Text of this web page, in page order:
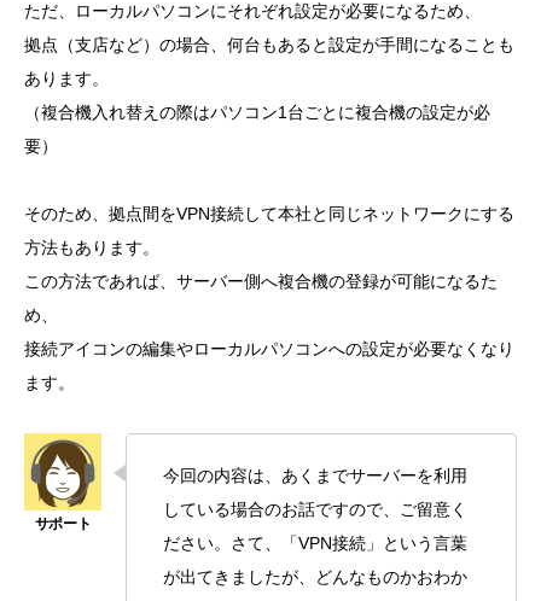
ただ、ローカルパソコンにそれぞれ設定が必要になるため、
拠点（支店など）の場合、何台もあると設定が手間になることも
あります。
（複合機入れ替えの際はパソコン1台ごとに複合機の設定が必
要）
そのため、拠点間をVPN接続して本社と同じネットワークにする
方法もあります。
この方法であれば、サーバー側へ複合機の登録が可能になるた
め、
接続アイコンの編集やローカルパソコンへの設定が必要なくなり
ます。
今回の内容は、あくまでサーバーを利用
している場合のお話ですので、ご留意く
ださい。さて、「VPN接続」という言葉
が出てきましたが、どんなものかおわか